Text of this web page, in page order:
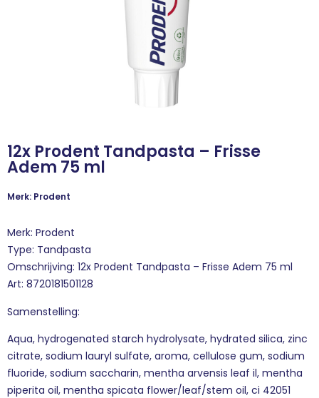
12x Prodent Tandpasta – Frisse
Adem 75 ml
Merk: Prodent
Merk: Prodent
Type: Tandpasta
Omschrijving: 12x Prodent Tandpasta – Frisse Adem 75 ml
Art: 8720181501128
Samenstelling:
Aqua, hydrogenated starch hydrolysate, hydrated silica, zinc
citrate, sodium lauryl sulfate, aroma, cellulose gum, sodium
fluoride, sodium saccharin, mentha arvensis leaf il, mentha
piperita oil, mentha spicata flower/leaf/stem oil, ci 42051